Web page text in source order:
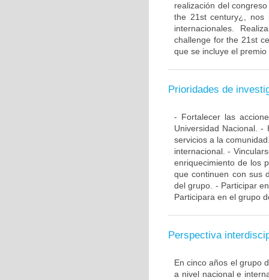
realización del
the 21st century¿, nos
internacionales.
challenge for the 21st
que se incluye el
Prioridades de
- Fortalecer las
Universidad Nacional. -
servicios a la
internacional. -
enriquecimiento de los
que continuen con sus
del grupo. - Participar
Participara en el grupo
Perspectiva
En cinco años el grupo
a nivel nacional e